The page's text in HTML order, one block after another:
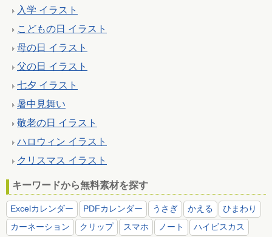
入学 イラスト
こどもの日 イラスト
母の日 イラスト
父の日 イラスト
七夕 イラスト
暑中見舞い
敬老の日 イラスト
ハロウィン イラスト
クリスマス イラスト
キーワードから無料素材を探す
Excelカレンダー PDFカレンダー うさぎ かえる
ひまわり
カーネーション
クリップ スマホ ノート ハイビスカス